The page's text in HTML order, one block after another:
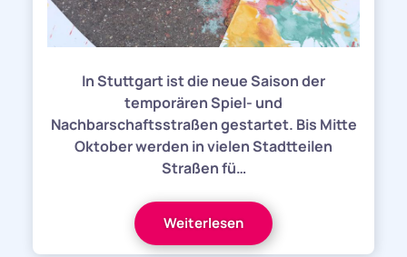
In Stuttgart ist die neue Saison der
temporären Spiel- und
Nachbarschaftsstraßen gestartet. Bis Mitte
Oktober werden in vielen Stadtteilen
Straßen fü…
Weiterlesen